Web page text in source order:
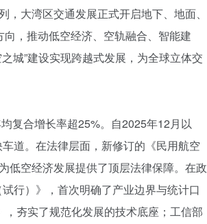
大湾区交通发展正式开启地下、地面、
，推动低空经济、空轨融合、智能建
城”建设实现跨越式发展，为全球立体交
复合增长率超25%。自2025年12月以
道。在法律层面，新修订的《民用航空
低空经济发展提供了顶层法律保障。在政
行）》，首次明确了产业边界与统计口
夯实了规范化发展的技术底座；工信部